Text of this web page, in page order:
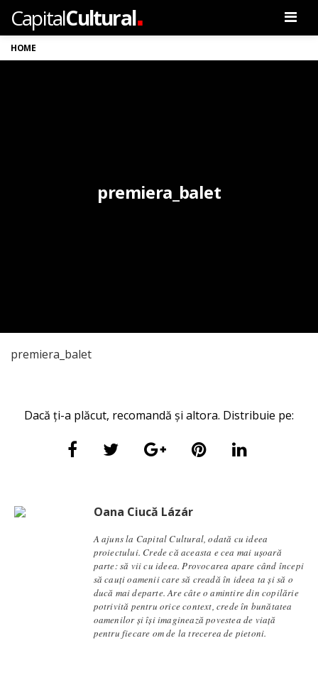
CapitalCultural
HOME
premiera_balet
premiera_balet
Dacă ți-a plăcut, recomandă și altora. Distribuie pe:
Oana Ciucă Lázár
A ajuns la Capital Cultural, odată cu ideea
proiectului. Crede că aceasta e cea mai ușoară
parte: să vii cu ideea. Provocarea apare când începi
să cauți oamenii care să creadă în ideea ta și să o
ducă mai departe. Are câte o amintire din copilărie
potrivită pentru orice context, crede în bunătatea
oamenilor și își imaginează povestea de viață
pentru fiecare om de la trecerea de pietoni.